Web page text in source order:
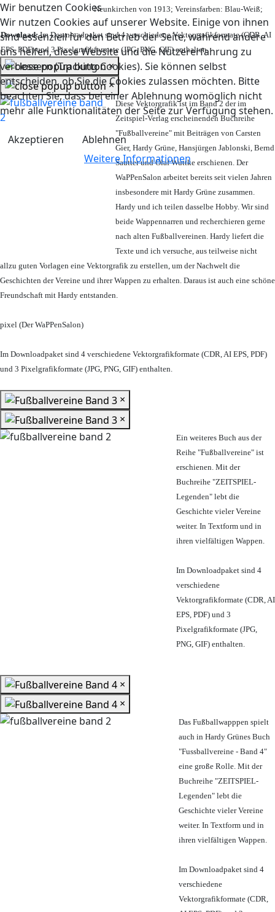
Wir benutzen Cookies
Wir nutzen Cookies auf unserer Website. Einige von ihnen
sind essenziell für den Betrieb der Seite, während andere
uns helfen, diese Website und die Nutzererfahrung zu
verbessern (Tracking Cookies). Sie können selbst
entscheiden, ob Sie die Cookies zulassen möchten. Bitte
beachten Sie, dass bei einer Ablehnung womöglich nicht
mehr alle Funktionalitäten der Seite zur Verfügung stehen.
Akzeptieren
Ablehnen
Weitere Informationen
Neunkirchen von 1913; Vereinsfarben: Blau-Weiß;
Download:Im Downloadpaket sind 4 verschiedene Vektorgrafikformate (CDR, AI
EPS, PDF) und 3 Pixelgrafikformate (JPG, PNG, GIF) enthalten.
×
×
Diese Vektorgrafik ist im Band 2 der im
Zeitspiel-Verlag erscheinenden Buchreihe
"Fußballvereine" mit Beiträgen von Carsten
Gier, Hardy Grüne, Hansjürgen Jablonski, Bernd
Sautter und Olaf Wuttke erschienen. Der
WaPPenSalon arbeitet bereits seit vielen Jahren
insbesondere mit Hardy Grüne zusammen.
Hardy und ich teilen dasselbe Hobby. Wir sind
beide Wappennarren und recherchieren gerne
nach alten Fußballvereinen. Hardy liefert die
Texte und ich versuche, aus teilweise nicht
allzu guten Vorlagen eine Vektorgrafik zu erstellen, um der Nachwelt die
Geschichten der Vereine und ihrer Wappen zu erhalten. Daraus ist auch eine schöne
Freundschaft mit Hardy entstanden.
pixel (Der WaPPenSalon)
Im Downloadpaket sind 4 verschiedene Vektorgrafikformate (CDR, AI EPS, PDF)
und 3 Pixelgrafikformate (JPG, PNG, GIF) enthalten.
×
×
Ein weiteres Buch aus der
Reihe "Fußballvereine" ist
erschienen. Mit der
Buchreihe "ZEITSPIEL-
Legenden" lebt die
Geschichte vieler Vereine
weiter. In Textform und in
ihren vielfältigen Wappen.
Im Downloadpaket sind 4
verschiedene
Vektorgrafikformate (CDR, AI
EPS, PDF) und 3
Pixelgrafikformate (JPG,
PNG, GIF) enthalten.
×
×
Das Fußballwapppen spielt
auch in Hardy Grünes Buch
"Fussballvereine - Band 4"
eine große Rolle. Mit der
Buchreihe "ZEITSPIEL-
Legenden" lebt die
Geschichte vieler Vereine
weiter. In Textform und in
ihren vielfältigen Wappen.
Im Downloadpaket sind 4
verschiedene
Vektorgrafikformate (CDR,